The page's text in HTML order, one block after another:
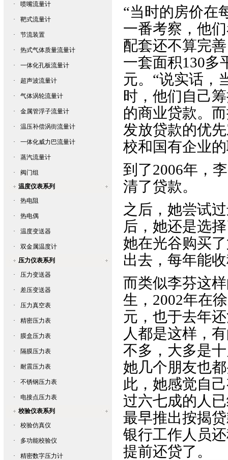
· 喷嘴流量计
· 靶式流量计
· 节流装置
· 热式气体质量流量计
· 一体化孔板流量计
· 超声波流量计
· 气体涡轮流量计
· 金属管浮子流量计
· 温压补偿涡街流量计
· 一体化威力巴流量计
· 蒸汽流量计
·
阀门组
温度仪表系列
·
热电阻
· 热电偶
· 温度变送器
·
双金属温度计
压力仪表系列
·
压力变送器
· 差压变送器
· 压力真空表
· 精密压力表
· 膜盒压力表
· 隔膜压力表
· 耐震压力表
· 不锈钢压力表
·
电接点压力表
校验仪表系列
·
校验仿真仪
· 多功能校验仪
· 精密数字压力计
“当时的房价在
一番考察，他
配套还不算完
一套面积130多
元。“说实话，
时，他们自己
的商业贷款。
发放贷款的优
校和国有企业
到了2006年，
清了贷款。
之后，她尝试
后，她还是选
她在光谷购买
出去，每年能
而类似李芬这
生，2002年在
元，也于去年
人都是这样，
不多，大多是
她几个朋友也
此，她感觉自
过六七成的人
最早推出按揭
银行工作人员
提前还贷了。